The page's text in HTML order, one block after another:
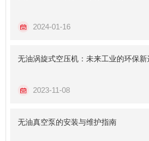
2024-01-16
无油涡旋式空压机：未来工业的环保新
2023-11-08
无油真空泵的安装与维护指南